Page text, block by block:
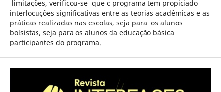
limitações, verificou-se que o programa tem propiciado
interlocuções significativas entre as teorias acadêmicas e as
práticas realizadas nas escolas, seja para os alunos
bolsistas, seja para os alunos da educação básica
participantes do programa.